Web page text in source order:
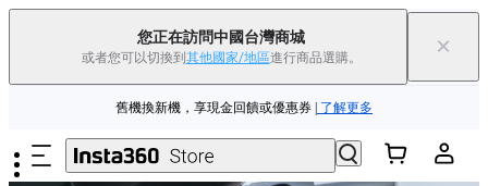
您正在訪問中國台灣商城
或者您可以切換到 其他國家/地區進行商品選購。 ×
Insta360 Luna Ultra |現已上市| 免運費
舊機換新機，享現金回饋或優惠券 了解更多
88父親節優惠 | 精選商品低至 立即選購